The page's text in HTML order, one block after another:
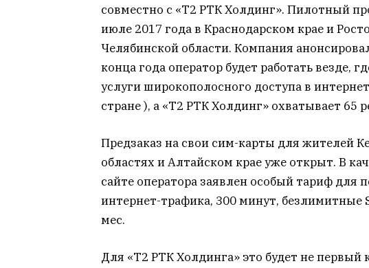
совместно с «Т2 РТК Холдинг». Пилотный
июле 2017 года в Краснодарском крае и
Челябинской области. Компания
конца года оператор будет работать везде,
услуги широкополосного доступа в
стране ), а «Т2 РТК Холдинг» охватывает 65
Предзаказ на свои сим-карты для жителей
областях и Алтайском крае уже открыт. В
сайте оператора заявлен особый тариф
интернет-трафика, 300 минут, безлимитные
мес.
Для «Т2 РТК Холдинга» это будет не